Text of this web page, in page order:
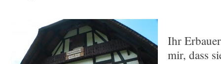
Ihr
mir, dass